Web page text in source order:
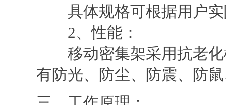
具体规格可根据用户实
2、性能：
移动密集架采用抗老化
有防光、防尘、防震、防